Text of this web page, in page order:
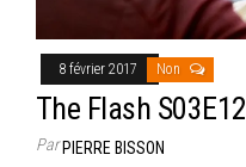
8 février 2017 Non
The Flash S03E12
ParPIERRE BISSON